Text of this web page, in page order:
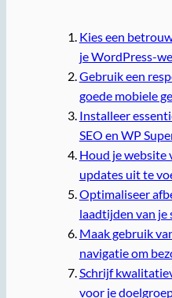
Kies een
je WordPress-
Gebruik een
goede mobiele
Installeer
SEO en WP
Houd je website
updates uit te
Optimaliseer
laadtijden van je
Maak gebruik
navigatie om
Schrijf
voor je